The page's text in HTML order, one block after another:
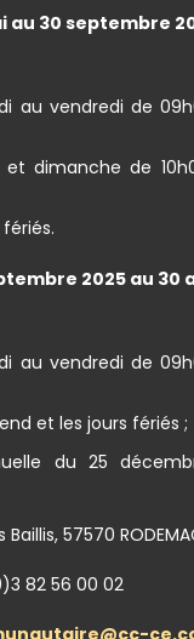
au 30 septembre
au vendredi de
dimanche de
2025 au 30
au vendredi de
et les jours fériés ;
du 25
Baillis, 57570
82 56 00 02